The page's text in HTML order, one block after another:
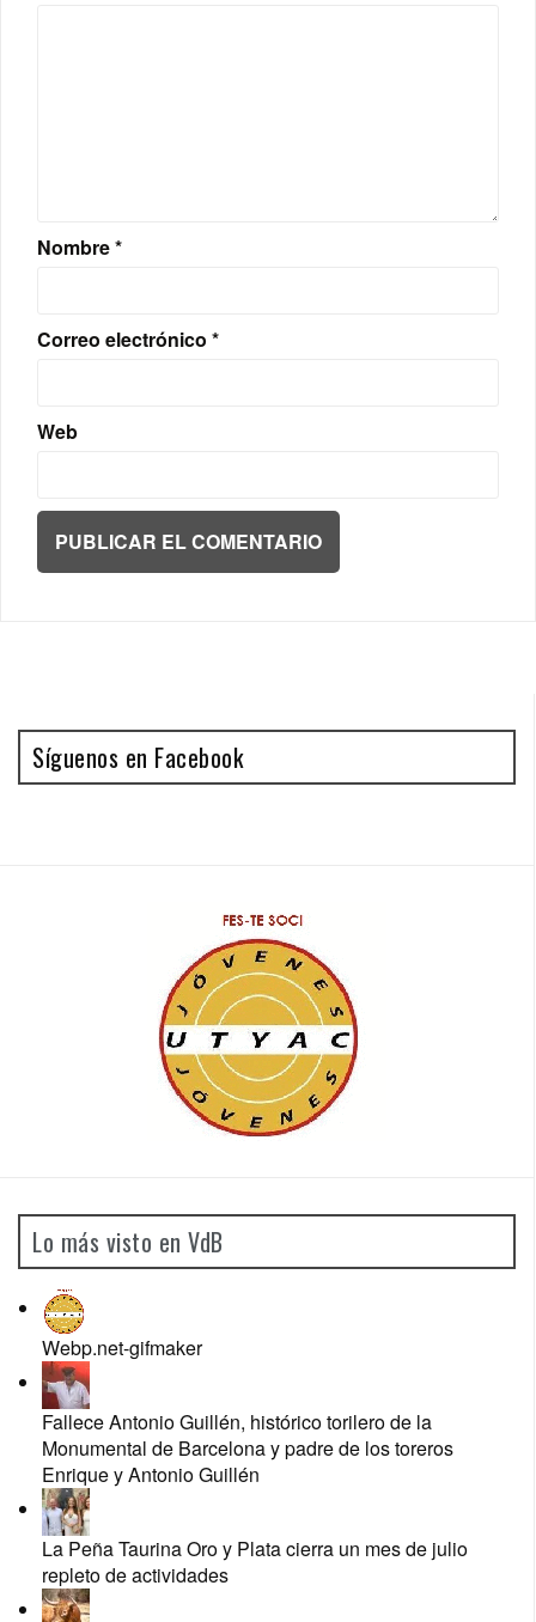
Nombre*
Correo electrónico *
Web
Síguenos en Facebook
Lo más visto en VdB
Webp.net-gifmaker
Fallece Antonio Guillén, histórico torilero de la
Monumental de Barcelona y padre de los toreros
Enrique y Antonio Guillén
La Peña Taurina Oro y Plata cierra un mes de julio
repleto de actividades